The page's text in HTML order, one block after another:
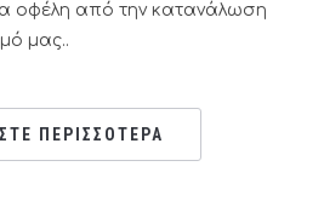
οφέλη από την κατανάλωση
μας..
ΠΕΡΙΣΣΟΤΕΡΑ